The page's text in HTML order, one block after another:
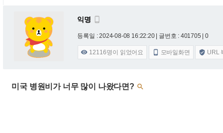
익명 
등록일 : 2024-08-08 16:22:20 | 글번호 : 401705 | 0
 12116명이 읽었어요  모바일화면  URL
미국 병원비가 너무 많이 나왔다면? 